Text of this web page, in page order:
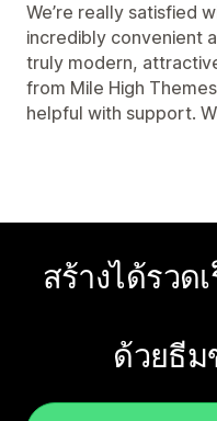
We’re really satisfied
incredibly convenient
truly modern,
from Mile High
helpful with support.
สร้างได้รวด
ด้วยธีม